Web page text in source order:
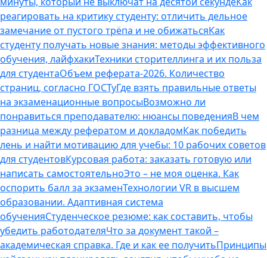
реагировать на критику студенту: отличить дельное
замечание от пустого трёпа и не обижатьсяКак
студенту получать новые знания: методы эффективного
обучения, лайфхакиТехники сторителлинга и их польза
для студентаОбъем реферата-2026. Количество
страниц, согласно ГОСТуГде взять правильные ответы
на экзаменационные вопросыВозможно ли
понравиться преподавателю: нюансы поведенияВ чем
разница между рефератом и докладомКак победить
лень и найти мотивацию для учебы: 10 рабочих советов
для студентовКурсовая работа: заказать готовую или
написать самостоятельноЭто – не моя оценка. Как
оспорить балл за экзаменТехнологии VR в высшем
образовании. Адаптивная система
обученияСтуденческое резюме: как составить, чтобы
убедить работодателяЧто за документ такой –
академическая справка. Где и как ее получитьПринципы